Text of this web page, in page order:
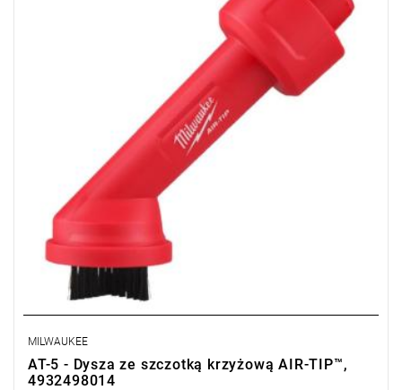
MILWAUKEE
AT-5 - Dysza ze szczotką krzyżową AIR-TIP™,
4932498014